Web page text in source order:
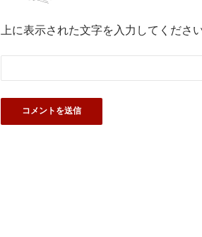
上に表示された文字を入力してください